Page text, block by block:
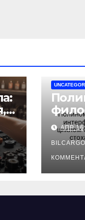
АПР